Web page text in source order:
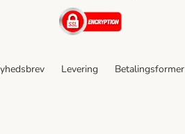
Security
Levering Betalingsformer